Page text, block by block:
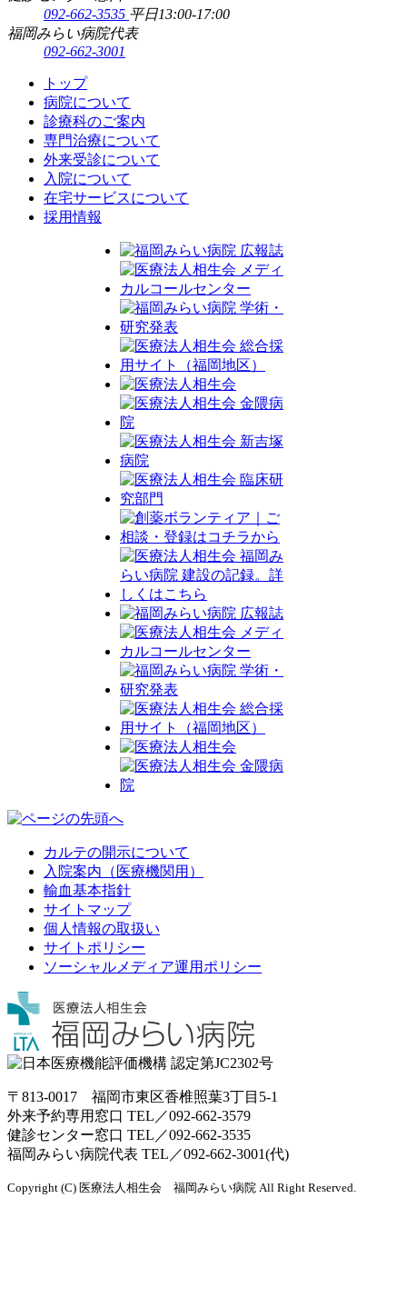
092-662-3535 平日13:00-17:00
福岡みらい病院代表
092-662-3001
トップ
病院について
診療科のご案内
専門治療について
外来受診について
入院について
在宅サービスについて
採用情報
カルテの開示について
入院案内（医療機関用）
輸血基本指針
サイトマップ
個人情報の取扱い
サイトポリシー
ソーシャルメディア運用ポリシー
〒813-0017 福岡市東区香椎照葉3丁目5-1
外来予約専用窓口 TEL／092-662-3579
健診センター窓口 TEL／092-662-3535
福岡みらい病院代表 TEL／092-662-3001(代)
Copyright (C) 医療法人相生会 福岡みらい病院 All Right Reserved.